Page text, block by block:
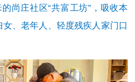
尚庄社区“共富工坊”，吸收本
、老年人、轻度残疾人家门口